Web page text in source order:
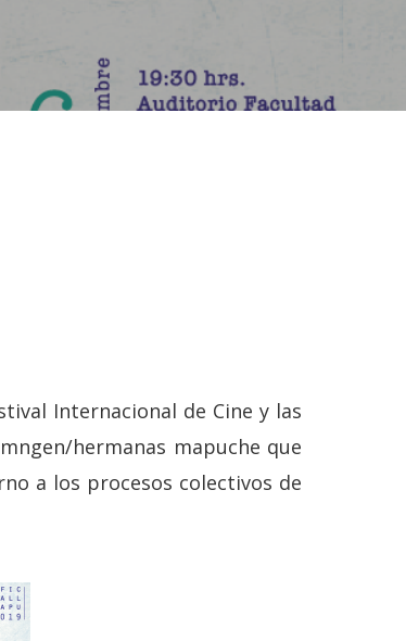
Internacional de Cine y las
hermanas mapuche que
a los procesos colectivos de